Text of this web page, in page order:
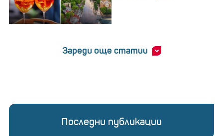
Зареди още статии
Последни публикации